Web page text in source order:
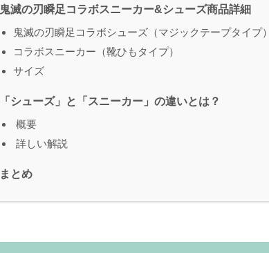
鬼滅の刃瞬足コラボスニーカー&シューズ商品詳細
鬼滅の刃瞬足コラボシューズ（マジックテープタイプ）
コラボスニーカー（靴ひもタイプ）
サイズ
「シューズ」と「スニーカー」の違いとは？
概要
詳しい解説
まとめ